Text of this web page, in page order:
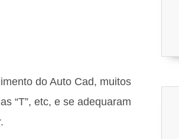
do Auto Cad, muitos
“T”, etc, e se adequaram